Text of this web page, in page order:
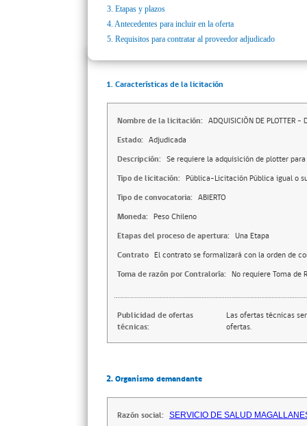
3. Etapas y plazos
4. Antecedentes para incluir en la oferta
5. Requisitos para contratar al proveedor adjudicado
1. Características de la licitación
Nombre de la licitación: ADQUISICIÓN DE PLOTTER –
Estado: Adjudicada
Descripción: Se requiere la adquisición de plotter
Tipo de licitación: Pública-Licitación Pública igual o
Tipo de convocatoria: ABIERTO
Moneda: Peso Chileno
Etapas del proceso de apertura: Una Etapa
Contrato El contrato se formalizará con la orden de
Toma de razón por Contraloría: No requiere Toma de
Publicidad de ofertas
técnicas:
Las ofertas técnicas
ofertas.
2. Organismo demandante
Razón social: SERVICIO DE SALUD